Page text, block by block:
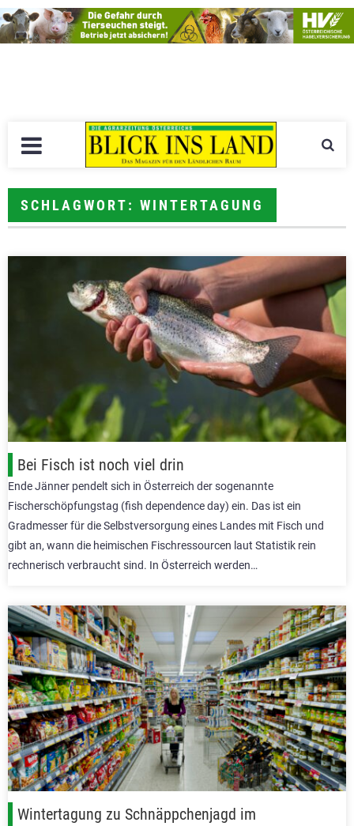
SCHLAGWORT: WINTERTAGUNG
Bei Fisch ist noch viel drin
Ende Jänner pendelt sich in Österreich der sogenannte
Fischerschöpfungstag (fish dependence day) ein. Das ist ein
Gradmesser für die Selbstversorgung eines Landes mit Fisch und
gibt an, wann die heimischen Fischressourcen laut Statistik rein
rechnerisch verbraucht sind. In Österreich werden…
Wintertagung zu Schnäppchenjagd im